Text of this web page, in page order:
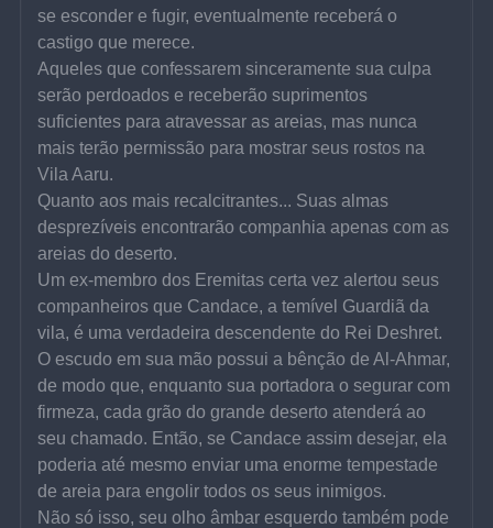
se esconder e fugir, eventualmente receberá o
castigo que merece.
Aqueles que confessarem sinceramente sua culpa
serão perdoados e receberão suprimentos
suficientes para atravessar as areias, mas nunca
mais terão permissão para mostrar seus rostos na
Vila Aaru.
Quanto aos mais recalcitrantes... Suas almas
desprezíveis encontrarão companhia apenas com as
areias do deserto.
Um ex-membro dos Eremitas certa vez alertou seus
companheiros que Candace, a temível Guardiã da
vila, é uma verdadeira descendente do Rei Deshret.
O escudo em sua mão possui a bênção de Al-Ahmar,
de modo que, enquanto sua portadora o segurar com
firmeza, cada grão do grande deserto atenderá ao
seu chamado. Então, se Candace assim desejar, ela
poderia até mesmo enviar uma enorme tempestade
de areia para engolir todos os seus inimigos.
Não só isso, seu olho âmbar esquerdo também pode